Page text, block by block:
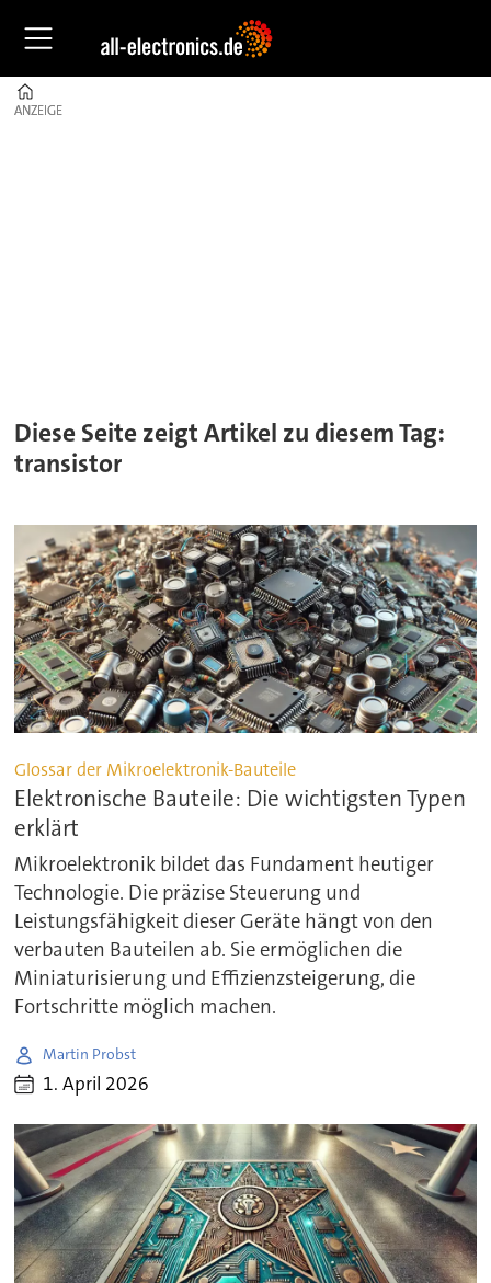
ANZEIGE
ANZEIGE
Diese Seite zeigt Artikel zu diesem Tag:
transistor
Glossar der Mikroelektronik-Bauteile
Elektronische Bauteile: Die wichtigsten Typen
erklärt
Mikroelektronik bildet das Fundament heutiger
Technologie. Die präzise Steuerung und
Leistungsfähigkeit dieser Geräte hängt von den
verbauten Bauteilen ab. Sie ermöglichen die
Miniaturisierung und Effizienzsteigerung, die
Fortschritte möglich machen.
Martin Probst
1. April 2026